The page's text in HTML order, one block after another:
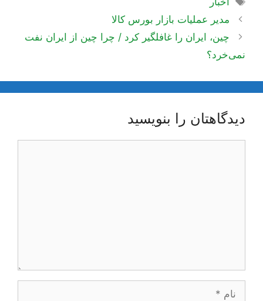
ناوبری
نوشته‌ها
مدیر عملیات بازار بورس کالا
چین، ایران را غافلگیر کرد / چرا چین از ایران نفت
نمی‌خرد؟
دیدگاهتان را بنویسید